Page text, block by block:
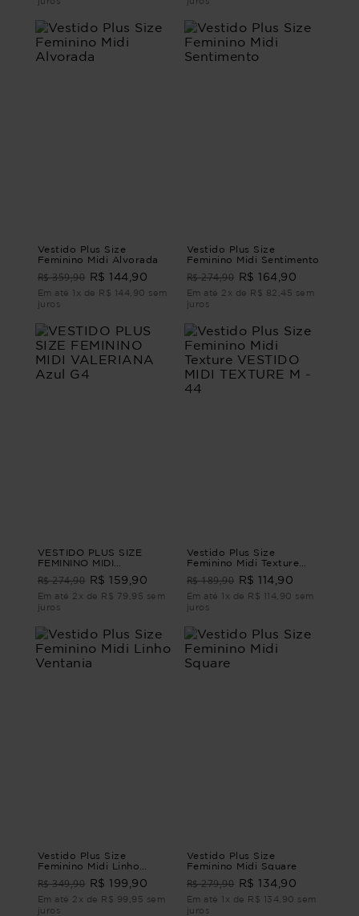
Vestido Plus Size
Feminino Midi Alvorada
R$ 359,90 R$ 144,90
Em até 1x de R$ 144,90 sem
juros
Vestido Plus Size
Feminino Midi Sentimento
R$ 274,90 R$ 164,90
Em até 2x de R$ 82,45 sem
juros
VESTIDO PLUS SIZE
FEMININO MIDI
VALERIANA Azul G4
R$ 274,90 R$ 159,90
Em até 2x de R$ 79,95 sem
juros
Vestido Plus Size
Feminino Midi Texture
VESTIDO MIDI TEXTURE
M - 44
R$ 189,90 R$ 114,90
Em até 1x de R$ 114,90 sem
juros
Vestido Plus Size
Feminino Midi Linho
R$ 349,90 R$ 199,90
Em até 2x de R$ 99,95 sem
juros
Vestido Plus Size
Feminino Midi Square
R$ 279,90 R$ 134,90
Em até 1x de R$ 134,90 sem
juros